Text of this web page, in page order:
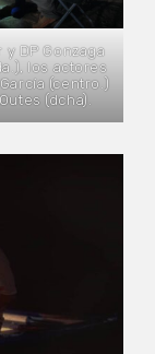
DP Gonzaga
los actores
(centro.)
(dcha).